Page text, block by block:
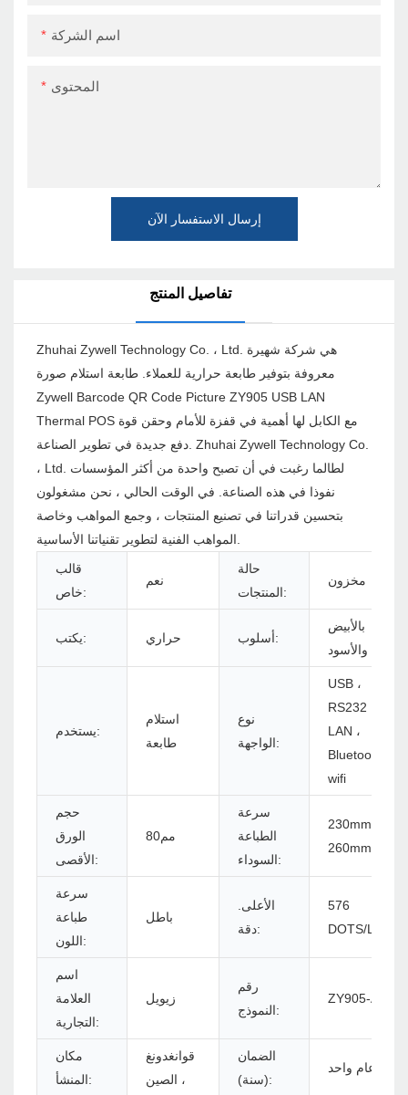
اسم الشركة
المحتوى
إرسال الاستفسار الآن
تفاصيل المنتج
Zhuhai Zywell Technology Co. ، Ltd. هي شركة شهيرة
معروفة بتوفير طابعة حرارية للعملاء. طابعة استلام صورة
Zywell Barcode QR Code Picture ZY905 USB LAN
Thermal POS مع الكابل لها أهمية في قفزة للأمام وحقن قوة
دفع جديدة في تطوير الصناعة. Zhuhai Zywell Technology Co.
، Ltd. لطالما رغبت في أن تصبح واحدة من أكثر المؤسسات
نفوذا في هذه الصناعة. في الوقت الحالي ، نحن مشغولون
بتحسين قدراتنا في تصنيع المنتجات ، وجمع المواهب وخاصة
قالب
خاص:
نعم
حالة
المنتجات:
مخزون
يكتب: حراري أسلوب:
بالأبيض
والأسود
يستخدم:
استلام
طابعة
نوع
الواجهة:
USB ،
RS232 ،
LAN ،
Bluetooth ،
wifi
حجم
الورق
الأقصى:
مم80
سرعة
الطباعة
السوداء:
230mm/s ،
260mm/s
سرعة
طباعة
اللون:
باطل
الأعلى.
دقة:
576
DOTS/LINE
اسم
العلامة
التجارية:
زيويل
رقم
النموذج:
ZY905-ALL
مكان
المنشأ:
قوانغدونغ
، الصين
الضمان
(سنة):
عام واحد